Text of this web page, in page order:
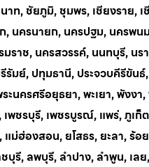
าท, ชัยภูมิ, ชุมพร, เชียงราย, เ
, นครนายก, นครปฐม, นครพน
มราช, นครสวรรค์, นนทบุรี, นร
รัมย์, ปทุมธานี, ประจวบคีรีขันธ์
ะนครศรีอยุธยา, พะเยา, พังง
พชรบุรี, เพชรบูรณ์, แพร่, ภูเก็
แม่ฮ่องสอน, ยโสธร, ยะลา, ร้อ
บุรี, ลพบุรี, ลำปาง, ลำพูน, เล